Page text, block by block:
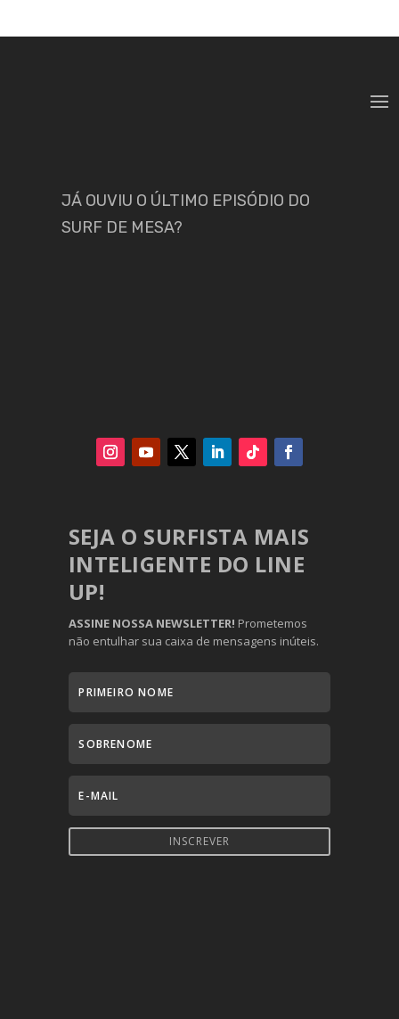
JÁ OUVIU O ÚLTIMO EPISÓDIO DO
SURF DE MESA?
SEJA O SURFISTA MAIS
INTELIGENTE DO LINE
UP!
ASSINE NOSSA NEWSLETTER! Prometemos
não entulhar sua caixa de mensagens inúteis.
INSCREVER